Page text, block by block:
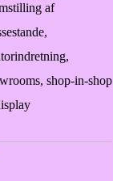
af
shop-in-shop